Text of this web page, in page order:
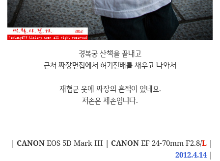
경복궁 산책을 끝내고
근처 짜장면집에서 허기진배를 채우고 나와서
재협군 옷에 짜장의 흔적이 있네요.
저손은 제손입니다.
| CANON EOS 5D Mark III | CANON EF 24-70mm F2.8/L |
2012.4.14 |